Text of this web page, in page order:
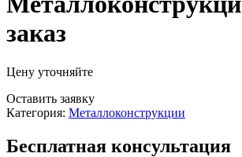
заказ
Цену уточняйте
Оставить заявку
Категория: Металлоконструкции
Бесплатная консультация